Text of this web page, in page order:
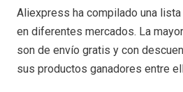
Aliexpress ha compilado una
en diferentes mercados. La
son de envío gratis y con
sus productos ganadores entre